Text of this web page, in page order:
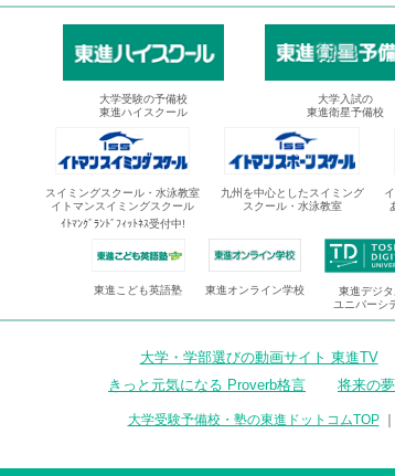
大学受験の予備校
東進ハイスクール
大学入試の
東進衛星予備校
スイミングスクール・水泳教室
イトマンスイミングスクール
ｲﾄﾏﾝｸﾞﾗﾝﾄﾞﾌｨｯﾄﾈｽ受付中!
九州を中心としたスイミング
スクール・水泳教室
東進こども英語塾 東進オンライン学校
東進デジ
ユニバーシ
大学・学部選びの動画サイト 東進TV
きっと元気になる Proverb格言
将来の
大学受験予備校・塾の東進ドットコムTOP｜